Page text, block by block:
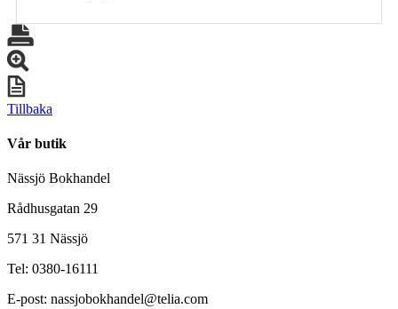
Tillbaka
Vår butik
Nässjö Bokhandel
Rådhusgatan 29
571 31 Nässjö
Tel: 0380-16111
E-post: nassjobokhandel@telia.com